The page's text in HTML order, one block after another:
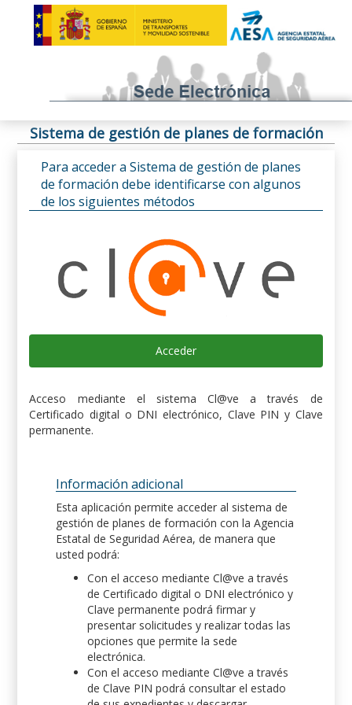
Sistema de gestión de planes de formación
Para acceder a Sistema de gestión de planes
de formación debe identificarse con algunos
de los siguientes métodos
Acceder
Acceso mediante el sistema Cl@ve a través de
Certificado digital o DNI electrónico, Clave PIN y Clave
permanente.
Información adicional
Esta aplicación permite acceder al sistema de
gestión de planes de formación con la Agencia
Estatal de Seguridad Aérea, de manera que
usted podrá:
Con el acceso mediante Cl@ve a través
de Certificado digital o DNI electrónico y
Clave permanente podrá firmar y
presentar solicitudes y realizar todas las
opciones que permite la sede
electrónica.
Con el acceso mediante Cl@ve a través
de Clave PIN podrá consultar el estado